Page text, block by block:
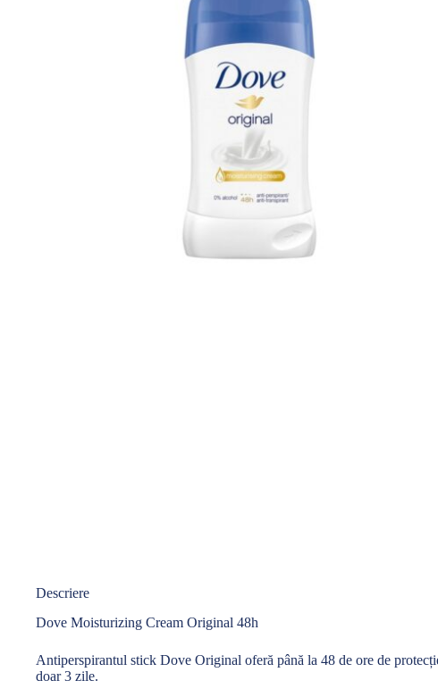
Descriere
Dove Moisturizing Cream Original 48h
Antiperspirantul stick Dove Original oferă până la 48 de ore de
doar 3 zile.